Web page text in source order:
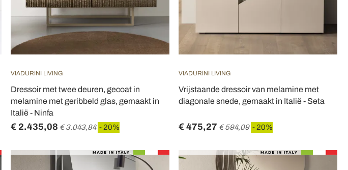
VIADURINI LIVING
Dressoir met twee deuren, gecoat in
melamine met geribbeld glas, gemaakt in
Italië - Ninfa
€ 2.435,08 € 3.043,84 - 20%
VIADURINI LIVING
Vrijstaande dressoir van melamine met
diagonale snede, gemaakt in Italië - Seta
€ 475,27 € 594,09 - 20%